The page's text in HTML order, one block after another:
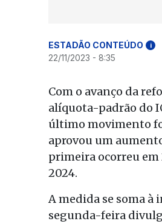
ESTADÃO CONTEÚDO i
22/11/2023 - 8:35
Com o avanço da
alíquota-padrão do
último movimento
aprovou um
primeira ocorreu em
2024.
A medida se soma à
segunda-feira